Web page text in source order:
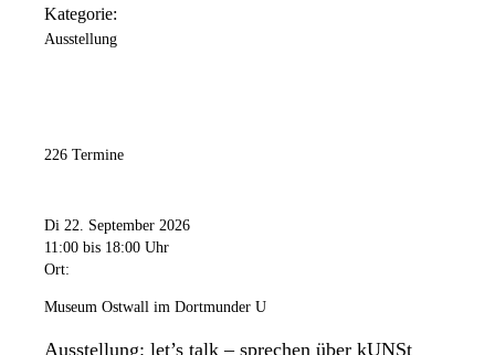
Kategorie:
Ausstellung
226 Termine
Di 22. September 2026
11:00 bis 18:00 Uhr
Ort:
Museum Ostwall im Dortmunder U
Ausstellung: let’s talk – sprechen über kUNSt